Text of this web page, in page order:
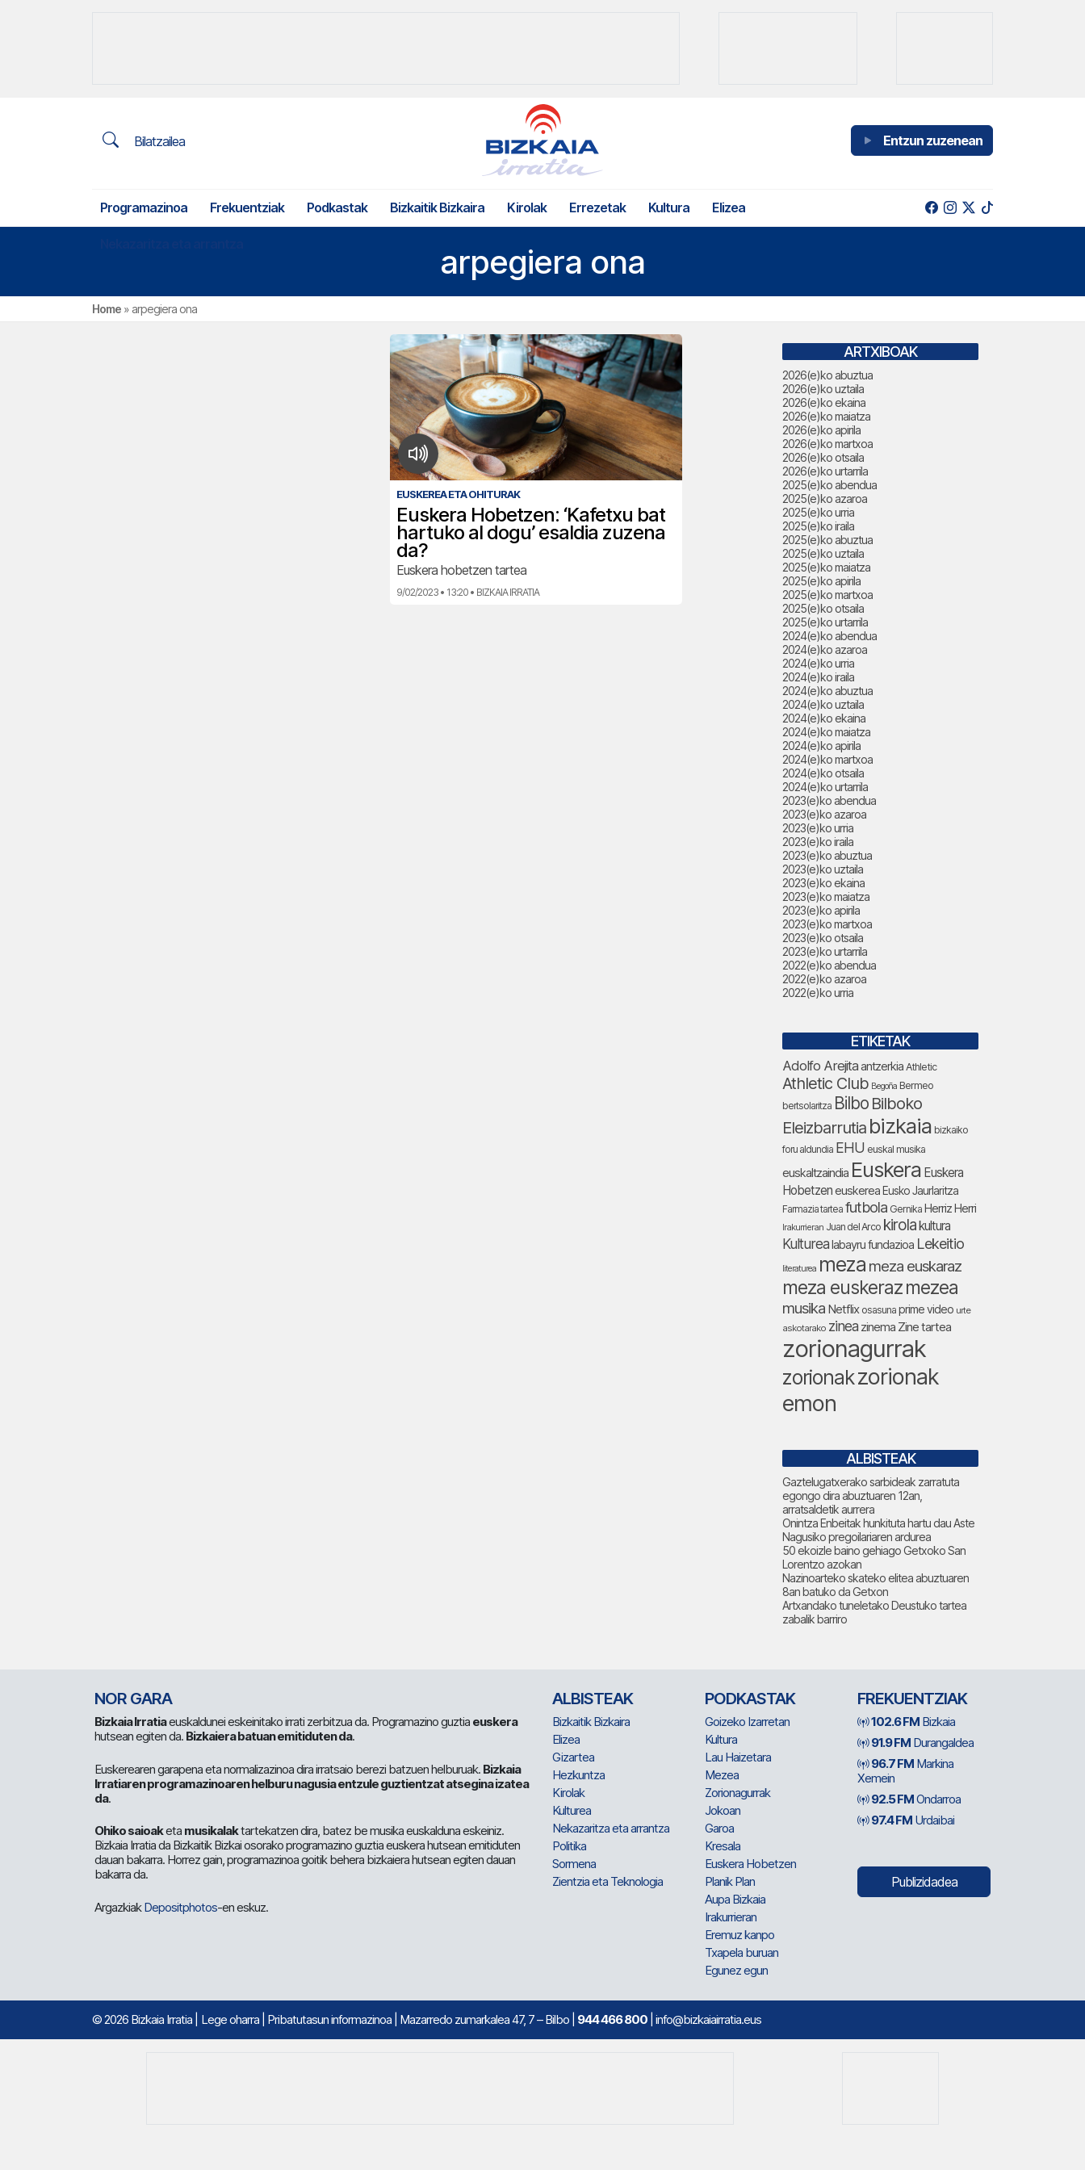
Bilatzailea Entzun zuzenean
Programazinoa Frekuentziak Podkastak Bizkaitik Bizkaira Kirolak Errezetak Kultura Elizea
arpegiera ona
Home » arpegiera ona
EUSKEREA ETA OHITURAK
Euskera Hobetzen: ‘Kafetxu bat
hartuko al dogu’ esaldia zuzena
da?
Euskera hobetzen tartea
9/02/2023 • 13:20 • BIZKAIA IRRATIA
ARTXIBOAK
2026(e)ko abuztua
2026(e)ko uztaila
2026(e)ko ekaina
2026(e)ko maiatza
2026(e)ko apirila
2026(e)ko martxoa
2026(e)ko otsaila
2026(e)ko urtarrila
2025(e)ko abendua
2025(e)ko azaroa
2025(e)ko urria
2025(e)ko iraila
2025(e)ko abuztua
2025(e)ko uztaila
2025(e)ko maiatza
2025(e)ko apirila
2025(e)ko martxoa
2025(e)ko otsaila
2025(e)ko urtarrila
2024(e)ko abendua
2024(e)ko azaroa
2024(e)ko urria
2024(e)ko iraila
2024(e)ko abuztua
2024(e)ko uztaila
2024(e)ko ekaina
2024(e)ko maiatza
2024(e)ko apirila
2024(e)ko martxoa
2024(e)ko otsaila
2024(e)ko urtarrila
2023(e)ko abendua
2023(e)ko azaroa
2023(e)ko urria
2023(e)ko iraila
2023(e)ko abuztua
2023(e)ko uztaila
2023(e)ko ekaina
2023(e)ko maiatza
2023(e)ko apirila
2023(e)ko martxoa
2023(e)ko otsaila
2023(e)ko urtarrila
2022(e)ko abendua
2022(e)ko azaroa
2022(e)ko urria
ETIKETAK
Adolfo Arejitaantzerkia Athletic
Athletic Club Begoña Bermeo
bertsolaritza Bilbo Bilboko
Eleizbarrutia bizkaia bizkaiko
foru aldundia EHU euskal musika
euskaltzaindia Euskera Euskera
Hobetzeneuskerea Eusko Jaurlaritza
Farmazia tartea futbola Gernika Herriz Herri
Irakurrieran Juan del Arco kirola kultura
Kulturealabayru fundazioa Lekeitio
literaturea meza meza euskaraz
meza euskerazmezea
musika Netflix osasuna prime video urte
askotarako zinea zinema Zine tartea
zorionagurrak
zorionakzorionak
emon
ALBISTEAK
Gaztelugatxerako sarbideak zarratuta
egongo dira abuztuaren 12an,
arratsaldetik aurrera
Onintza Enbeitak hunkituta hartu dau Aste
Nagusiko pregoilariaren ardurea
50 ekoizle baino gehiago Getxoko San
Lorentzo azokan
Nazinoarteko skateko elitea abuztuaren
8an batuko da Getxon
Artxandako tuneletako Deustuko tartea
zabalik barriro
NOR GARA
Bizkaia Irratiaeuskaldunei eskeinitako irrati zerbitzua da. Programazino guztia euskera
hutsean egiten da. Bizkaiera batuan emitiduten da.
Euskerearen garapena eta normalizazinoa dira irratsaio berezi batzuen helburuak. Bizkaia
Irratiaren programazinoaren helburu nagusia entzule guztientzat atsegina izatea
da.
Ohiko saioaketa musikalaktartekatzen dira, batez be musika euskalduna eskeiniz.
Bizkaia Irratia da Bizkaitik Bizkai osorako programazino guztia euskera hutsean emitiduten
dauan bakarra. Horrez gain, programazinoa goitik behera bizkaiera hutsean egiten dauan
bakarra da.
ArgazkiakDepositphotos-en eskuz.
ALBISTEAK
Bizkaitik Bizkaira
Elizea
Gizartea
Hezkuntza
Kirolak
Kulturea
Nekazaritza eta arrantza
Politika
Sormena
Zientzia eta Teknologia
PODKASTAK
Goizeko Izarretan
Kultura
Lau Haizetara
Mezea
Zorionagurrak
Jokoan
Garoa
Kresala
Euskera Hobetzen
Planik Plan
Aupa Bizkaia
Irakurrieran
Eremuz kanpo
Txapela buruan
Egunez egun
FREKUENTZIAK
102.6 FM Bizkaia
91.9 FM Durangaldea
96.7 FM Markina
Xemein
92.5 FMOndarroa
97.4 FM Urdaibai
Publizidadea
© 2026 Bizkaia Irratia Lege oharra Pribatutasun informazinoa | Mazarredo zumarkalea 47, 7 – Bilbo | 944 466 800 | info@bizkaiairratia.eus